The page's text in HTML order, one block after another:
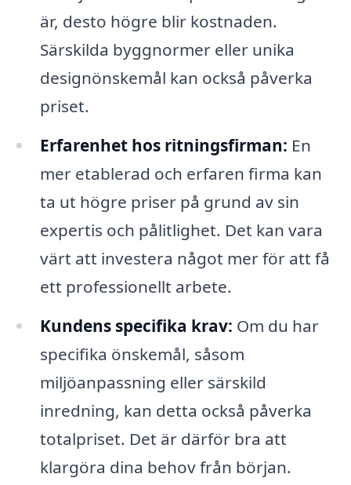
är, desto högre blir kostnaden.
Särskilda byggnormer eller unika
designönskemål kan också påverka
priset.
Erfarenhet hos ritningsfirman: En
mer etablerad och erfaren firma kan
ta ut högre priser på grund av sin
expertis och pålitlighet. Det kan vara
värt att investera något mer för att få
ett professionellt arbete.
Kundens specifika krav: Om du har
specifika önskemål, såsom
miljöanpassning eller särskild
inredning, kan detta också påverka
totalpriset. Det är därför bra att
klargöra dina behov från början.